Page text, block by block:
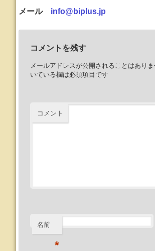
メール
info@biplus.jp
コメントを残す
メールアドレスが公開されることはありま
いている欄は必須項目です
コメント
名前
*